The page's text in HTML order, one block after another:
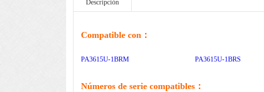
Descripción
Compatible con：
PA3615U-1BRM PA3615U-1BRS
Números de serie compatibles：